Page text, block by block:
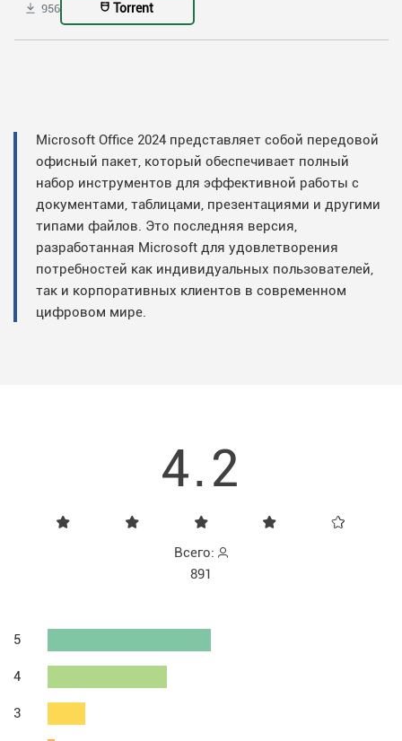
956 Torrent
Microsoft Office 2024 представляет собой передовой
офисный пакет, который обеспечивает полный
набор инструментов для эффективной работы с
документами, таблицами, презентациями и другими
типами файлов. Это последняя версия,
разработанная Microsoft для удовлетворения
потребностей как индивидуальных пользователей,
так и корпоративных клиентов в современном
цифровом мире.
4.2
Всего:
891
5
4
3